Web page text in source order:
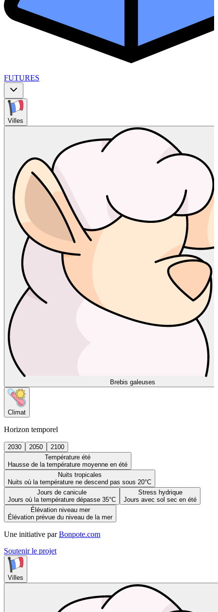
FUTURES
Villes
Brebis galeuses
Climat
Horizon temporel
2030 2050
2100
Température été
Hausse de la température moyenne en été
Nuits tropicales
Nuits où la température ne descend pas sous 20°C
Jours de canicule
Jours où la température dépasse 35°C
Stress hydrique
Jours avec sol sec en été
Élévation niveau mer
Élévation prévue du niveau de la mer
Une initiative par Bonpote.com
Soutenir le projet
Villes